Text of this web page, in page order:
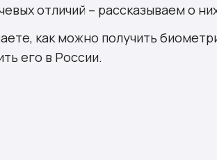
отличий – рассказываем о
как можно получить
его в России.